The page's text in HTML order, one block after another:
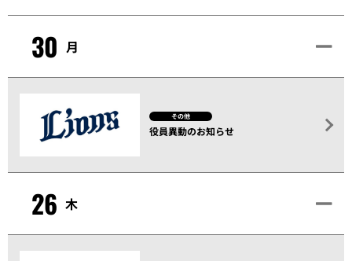
30 月
その他
役員異動のお知らせ
26 木